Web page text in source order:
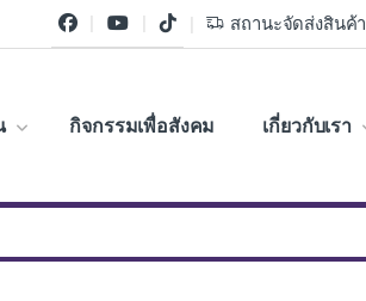
สถานะจัดส่งสินค้า
กิจกรรมเพื่อสังคม เกี่ยวกับเรา